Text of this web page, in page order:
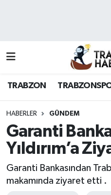
TRABZON
HABERLER GÜNDEM
Garanti
Yıldırım’a
Garanti Bankasından
makamında ziyaret etti .
Hava Durumu
Namaz Vakitleri
Trafik Durumu
Süper Lig Puan
Son Dakika Haberleri